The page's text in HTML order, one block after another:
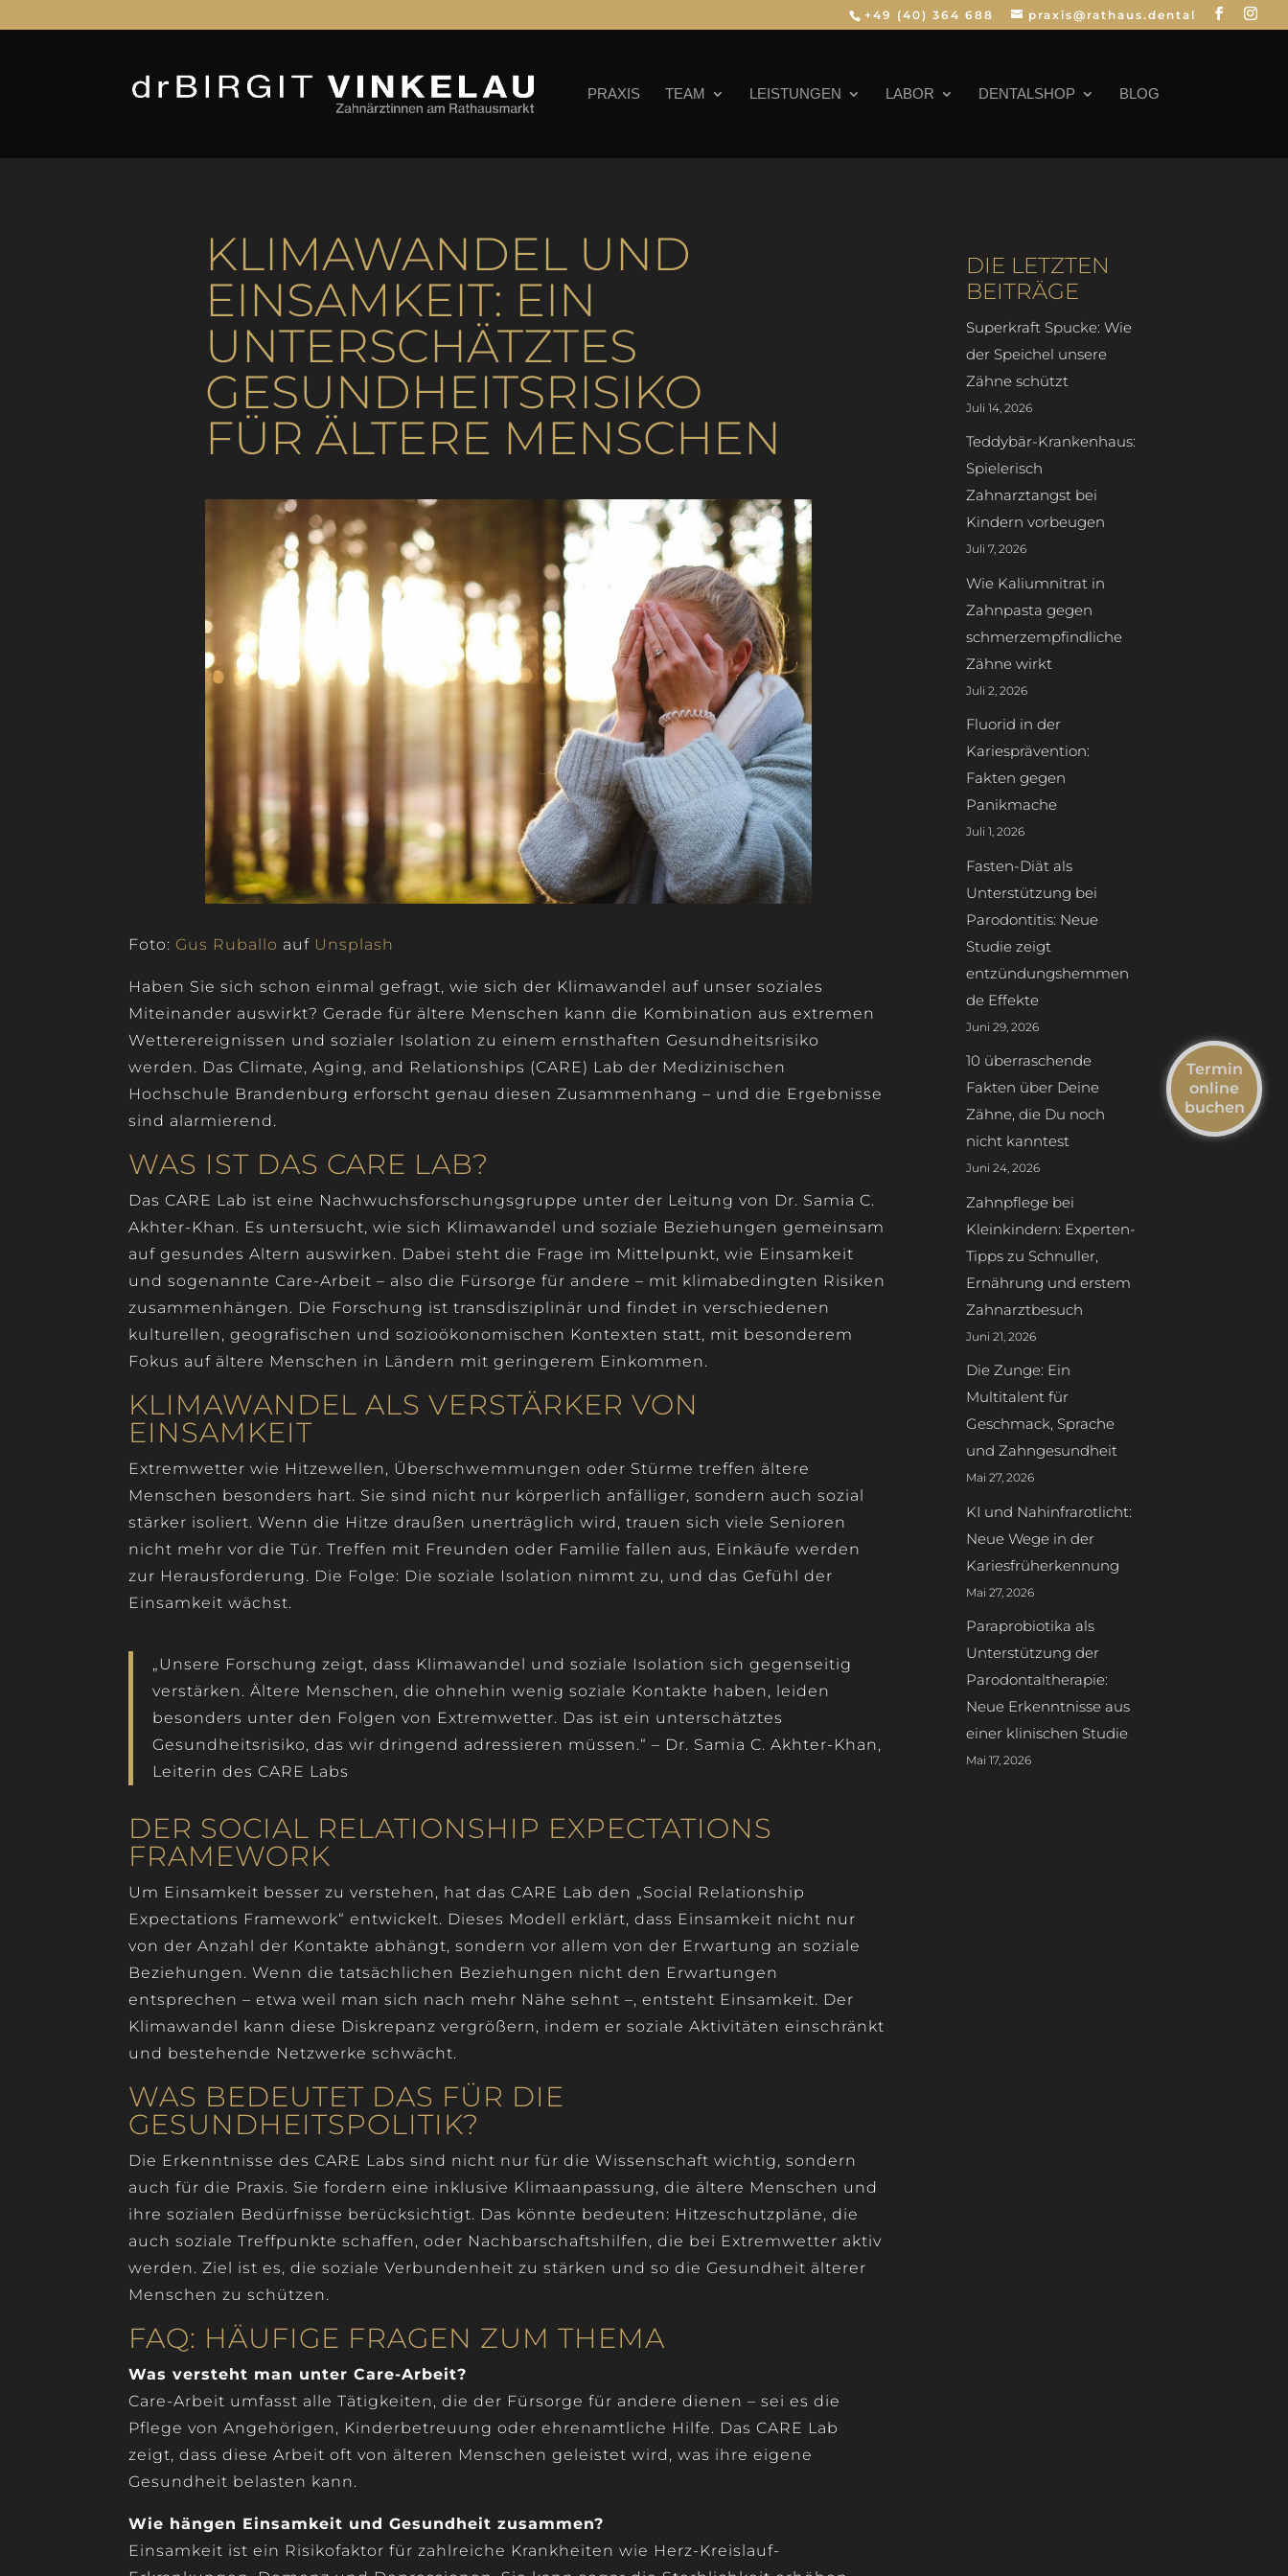
+49 (40) 364 688 praxis@rathaus.dental
PRAXIS TEAM LEISTUNGEN LABOR DENTALSHOP BLOG
KLIMAWANDEL UND
EINSAMKEIT: EIN
UNTERSCHÄTZTES
GESUNDHEITSRISIKO
FÜR ÄLTERE MENSCHEN
Foto: Gus Ruballo auf Unsplash
Haben Sie sich schon einmal gefragt, wie sich der Klimawandel auf unser soziales
Miteinander auswirkt? Gerade für ältere Menschen kann die Kombination aus extremen
Wetterereignissen und sozialer Isolation zu einem ernsthaften Gesundheitsrisiko
werden. Das Climate, Aging, and Relationships (CARE) Lab der Medizinischen
Hochschule Brandenburg erforscht genau diesen Zusammenhang – und die Ergebnisse
sind alarmierend.
WAS IST DAS CARE LAB?
Das CARE Lab ist eine Nachwuchsforschungsgruppe unter der Leitung von Dr. Samia C.
Akhter-Khan. Es untersucht, wie sich Klimawandel und soziale Beziehungen gemeinsam
auf gesundes Altern auswirken. Dabei steht die Frage im Mittelpunkt, wie Einsamkeit
und sogenannte Care-Arbeit – also die Fürsorge für andere – mit klimabedingten Risiken
zusammenhängen. Die Forschung ist transdisziplinär und findet in verschiedenen
kulturellen, geografischen und sozioökonomischen Kontexten statt, mit besonderem
Fokus auf ältere Menschen in Ländern mit geringerem Einkommen.
KLIMAWANDEL ALS VERSTÄRKER VON
EINSAMKEIT
Extremwetter wie Hitzewellen, Überschwemmungen oder Stürme treffen ältere
Menschen besonders hart. Sie sind nicht nur körperlich anfälliger, sondern auch sozial
stärker isoliert. Wenn die Hitze draußen unerträglich wird, trauen sich viele Senioren
nicht mehr vor die Tür. Treffen mit Freunden oder Familie fallen aus, Einkäufe werden
zur Herausforderung. Die Folge: Die soziale Isolation nimmt zu, und das Gefühl der
Einsamkeit wächst.
„Unsere Forschung zeigt, dass Klimawandel und soziale Isolation sich gegenseitig
verstärken. Ältere Menschen, die ohnehin wenig soziale Kontakte haben, leiden
besonders unter den Folgen von Extremwetter. Das ist ein unterschätztes
Gesundheitsrisiko, das wir dringend adressieren müssen.“ – Dr. Samia C. Akhter-Khan,
Leiterin des CARE Labs
DER SOCIAL RELATIONSHIP EXPECTATIONS
FRAMEWORK
Um Einsamkeit besser zu verstehen, hat das CARE Lab den „Social Relationship
Expectations Framework“ entwickelt. Dieses Modell erklärt, dass Einsamkeit nicht nur
von der Anzahl der Kontakte abhängt, sondern vor allem von der Erwartung an soziale
Beziehungen. Wenn die tatsächlichen Beziehungen nicht den Erwartungen
entsprechen – etwa weil man sich nach mehr Nähe sehnt –, entsteht Einsamkeit. Der
Klimawandel kann diese Diskrepanz vergrößern, indem er soziale Aktivitäten einschränkt
und bestehende Netzwerke schwächt.
WAS BEDEUTET DAS FÜR DIE
GESUNDHEITSPOLITIK?
Die Erkenntnisse des CARE Labs sind nicht nur für die Wissenschaft wichtig, sondern
auch für die Praxis. Sie fordern eine inklusive Klimaanpassung, die ältere Menschen und
ihre sozialen Bedürfnisse berücksichtigt. Das könnte bedeuten: Hitzeschutzpläne, die
auch soziale Treffpunkte schaffen, oder Nachbarschaftshilfen, die bei Extremwetter aktiv
werden. Ziel ist es, die soziale Verbundenheit zu stärken und so die Gesundheit älterer
Menschen zu schützen.
FAQ: HÄUFIGE FRAGEN ZUM THEMA
Was versteht man unter Care-Arbeit?
Care-Arbeit umfasst alle Tätigkeiten, die der Fürsorge für andere dienen – sei es die
Pflege von Angehörigen, Kinderbetreuung oder ehrenamtliche Hilfe. Das CARE Lab
zeigt, dass diese Arbeit oft von älteren Menschen geleistet wird, was ihre eigene
Gesundheit belasten kann.
Wie hängen Einsamkeit und Gesundheit zusammen?
Einsamkeit ist ein Risikofaktor für zahlreiche Krankheiten wie Herz-Kreislauf-
DIE LETZTEN
BEITRÄGE
Superkraft Spucke: Wie
der Speichel unsere
Zähne schützt
Juli 14, 2026
Teddybär-Krankenhaus:
Spielerisch
Zahnarztangst bei
Kindern vorbeugen
Juli 7, 2026
Wie Kaliumnitrat in
Zahnpasta gegen
schmerzempfindliche
Zähne wirkt
Juli 2, 2026
Fluorid in der
Kariesprävention:
Fakten gegen
Panikmache
Juli 1, 2026
Fasten-Diät als
Unterstützung bei
Parodontitis: Neue
Studie zeigt
entzündungshemmen
de Effekte
Juni 29, 2026
10 überraschende
Fakten über Deine
Zähne, die Du noch
nicht kanntest
Juni 24, 2026
Zahnpflege bei
Kleinkindern: Experten-
Tipps zu Schnuller,
Ernährung und erstem
Zahnarztbesuch
Juni 21, 2026
Die Zunge: Ein
Multitalent für
Geschmack, Sprache
und Zahngesundheit
Mai 27, 2026
KI und Nahinfrarotlicht:
Neue Wege in der
Kariesfrüherkennung
Mai 27, 2026
Paraprobiotika als
Unterstützung der
Parodontaltherapie:
Neue Erkenntnisse aus
einer klinischen Studie
Mai 17, 2026
Termin
online
buchen